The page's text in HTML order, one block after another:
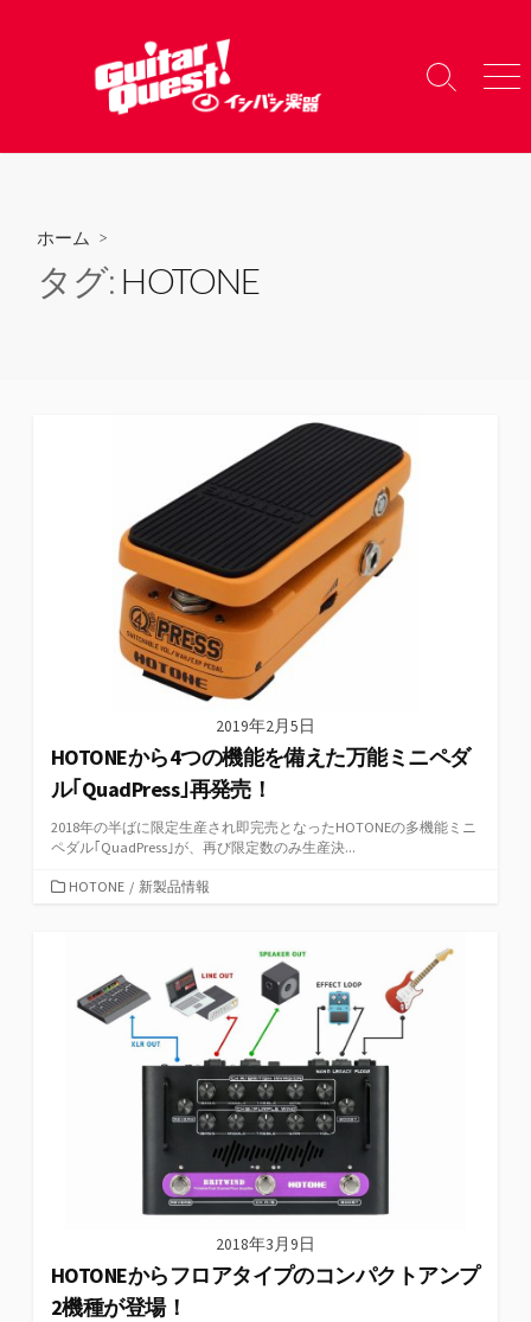
へ
検
り
メ
ー
ホーム >
タグ: HOTONE
2019年2月5日
HOTONEから4つの機能を備えた万能ミニペダ
ル｢QuadPress｣再発売！
2018年の半ばに限定生産され即完売となったHOTONEの多機能ミニ
ペダル｢QuadPress｣が、再び限定数のみ生産決...
カHOTONE / 新製品情報
2018年3月9日
HOTONEからフロアタイプのコンパクトアンプ
2機種が登場！